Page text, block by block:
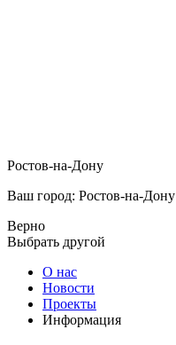
Ростов-на-Дону
Ваш город: Ростов-на-Дону
Верно
Выбрать другой
О нас
Новости
Проекты
Информация